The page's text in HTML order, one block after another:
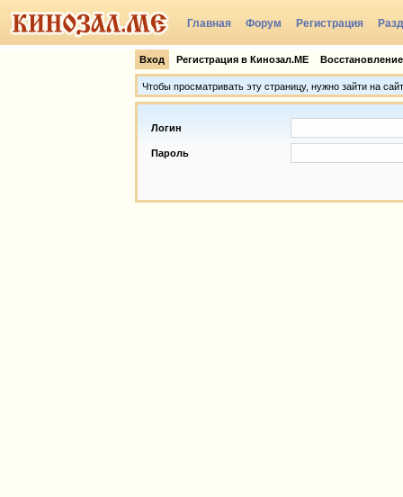
Главная Форум Регистрация
Вход Регистрация в Кинозал.МЕ
Чтобы просматривать эту страницу, нужно зайти на сайт
Логин
Пароль